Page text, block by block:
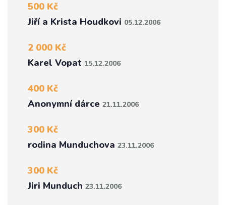
500 Kč
Jiří a Krista Houdkovi 05.12.2006
2 000 Kč
Karel Vopat 15.12.2006
400 Kč
Anonymní dárce 21.11.2006
300 Kč
rodina Munduchova 23.11.2006
300 Kč
Jiri Munduch 23.11.2006